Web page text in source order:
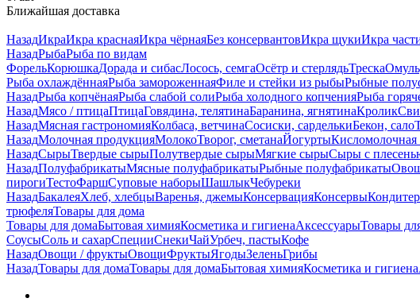
Ближайшая доставка
НазадИкраИкра краснаяИкра чёрнаяБез консервантовИкра щукиИкра
НазадРыбаРыба по видам
ФорельКорюшкаДорада и сибасЛосось, семгаОсётр и стерлядьТреска
Рыба охлаждённаяРыба замороженнаяФиле и стейки из рыбыРыбные
НазадРыба копчёнаяРыба слабой солиРыба холодного копченияРыба
НазадМясо / птицаПтицаГовядина, телятинаБаранина, ягнятинаКролик
НазадМясная гастрономияКолбаса, ветчинаСосиски, сарделькиБекон, сало
НазадМолочная продукцияМолокоТворог, сметанаЙогуртыКисломолочная
НазадСырыТвердые сырыПолутвердые сырыМягкие сырыСыры c
НазадПолуфабрикатыМясные полуфабрикатыРыбные полуфабрикаты
пирогиТестоФаршСуповые наборыШашлыкЧебуреки
НазадБакалеяХлеб, хлебцыВаренья, джемыКонсервацияКонсервы
трюфеляТовары для дома
Товары для домаБытовая химияКосметика и гигиенаАксессуарыТовары
СоусыСоль и сахарСпецииСнекиЧайУрбеч, пастыКофе
НазадОвощи / фруктыОвощиФруктыЯгодыЗеленьГрибы
НазадТовары для домаТовары для домаБытовая химияКосметика и гигиена